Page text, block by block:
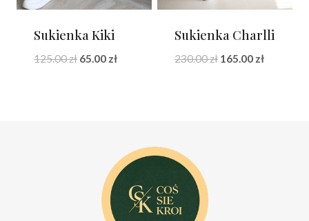
Sukienka Kiki
125.00zł Pierwotna
65.00 złAktualna
Sukienka Charlli
230.00zł Pierwotna
165.00 złAktualna